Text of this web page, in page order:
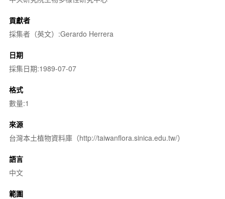
貢獻者
採集者（英文）:Gerardo Herrera
日期
採集日期:1989-07-07
格式
數量:1
來源
台灣本土植物資料庫（http://taiwanflora.sinica.edu.tw/）
語言
中文
範圍